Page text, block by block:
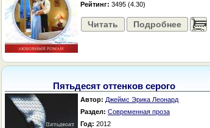
Рейтинг: 3495 (4.30)
Читать Подробнее ......
Пятьдесят оттенков серого
Автор: Джеймс Эрика Леонард
Раздел: Современная проза
Год: 2012